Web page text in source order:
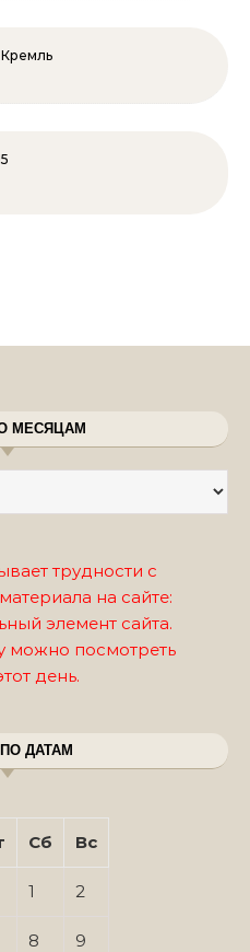
МЕСЯЦАМ
трудности с
на сайте:
элемент сайта.
можно посмотреть
день.
ДАТАМ
Сб Вс
1 2
8 9